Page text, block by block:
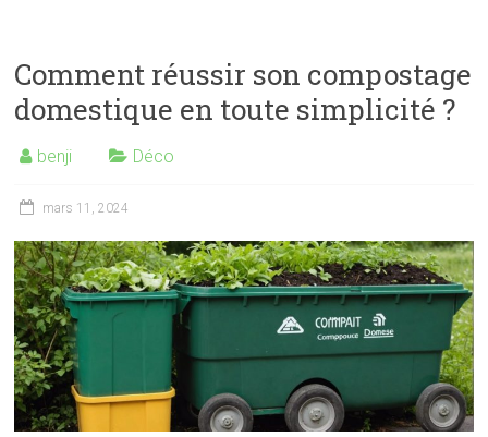
Comment réussir son compostage
domestique en toute simplicité ?
benji Déco
mars 11, 2024